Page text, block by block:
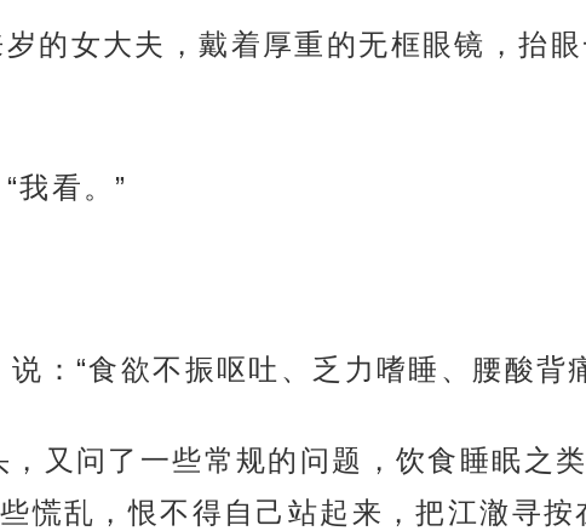
的女大夫，戴着厚重的无框眼镜，抬
我看。”
：“食欲不振呕吐、乏力嗜睡、腰酸背
，又问了一些常规的问题，饮食睡眠之
慌乱，恨不得自己站起来，把江澈寻按